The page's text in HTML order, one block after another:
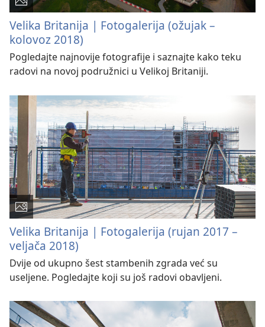
Velika Britanija | Fotogalerija (ožujak –
kolovoz 2018)
Pogledajte najnovije fotografije i saznajte kako teku
radovi na novoj podružnici u Velikoj Britaniji.
Velika Britanija | Fotogalerija (rujan 2017 –
veljača 2018)
Dvije od ukupno šest stambenih zgrada već su
useljene. Pogledajte koji su još radovi obavljeni.